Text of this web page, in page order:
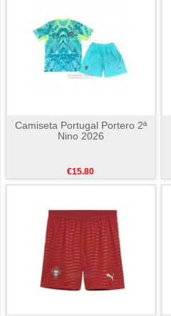
Camiseta Portugal Portero 2ª
Nino 2026
€15.80